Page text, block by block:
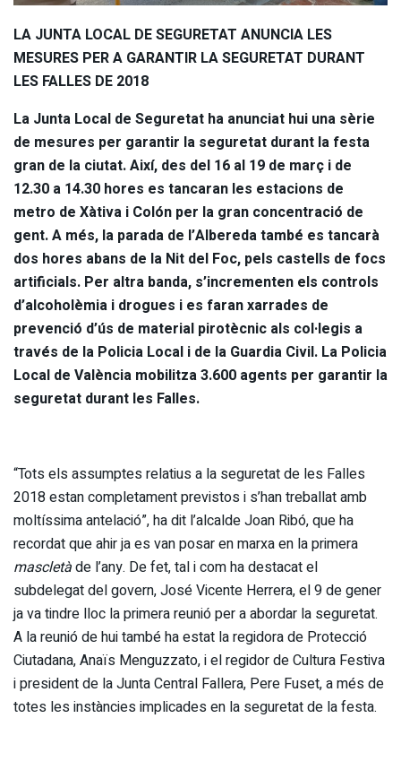
LA JUNTA LOCAL DE SEGURETAT ANUNCIA LES
MESURES PER A GARANTIR LA SEGURETAT DURANT
LES FALLES DE 2018
La Junta Local de Seguretat ha anunciat hui una sèrie
de mesures per garantir la seguretat durant la festa
gran de la ciutat. Així, des del 16 al 19 de març i de
12.30 a 14.30 hores es tancaran les estacions de
metro de Xàtiva i Colón per la gran concentració de
gent. A més, la parada de l’Albereda també es tancarà
dos hores abans de la Nit del Foc, pels castells de focs
artificials. Per altra banda, s’incrementen els controls
d’alcoholèmia i drogues i es faran xarrades de
prevenció d’ús de material pirotècnic als col·legis a
través de la Policia Local i de la Guardia Civil. La Policia
Local de València mobilitza 3.600 agents per garantir la
seguretat durant les Falles.
“Tots els assumptes relatius a la seguretat de les Falles
2018 estan completament previstos i s’han treballat amb
moltíssima antelació”, ha dit l’alcalde Joan Ribó, que ha
recordat que ahir ja es van posar en marxa en la primera
mascletàde l’any. De fet, tal i com ha destacat el
subdelegat del govern, José Vicente Herrera, el 9 de gener
ja va tindre lloc la primera reunió per a abordar la seguretat.
A la reunió de hui també ha estat la regidora de Protecció
Ciutadana, Anaïs Menguzzato, i el regidor de Cultura Festiva
i president de la Junta Central Fallera, Pere Fuset, a més de
totes les instàncies implicades en la seguretat de la festa.